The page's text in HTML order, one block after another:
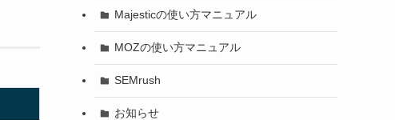
Majesticの使い方マニュアル
MOZの使い方マニュアル
SEMrush
お知らせ